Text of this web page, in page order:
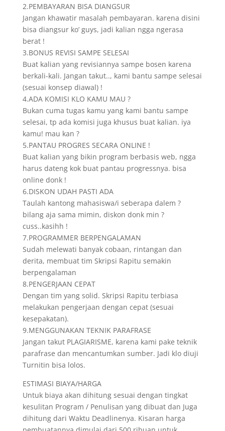
2.PEMBAYARAN BISA DIANGSUR
Jangan khawatir masalah pembayaran. karena disini
bisa diangsur ko’ guys, jadi kalian ngga ngerasa
berat !
3.BONUS REVISI SAMPE SELESAI
Buat kalian yang revisiannya sampe bosen karena
berkali-kali. Jangan takut.., kami bantu sampe selesai
(sesuai konsep diawal) !
4.ADA KOMISI KLO KAMU MAU ?
Bukan cuma tugas kamu yang kami bantu sampe
selesai, tp ada komisi juga khusus buat kalian. iya
kamu! mau kan ?
5.PANTAU PROGRES SECARA ONLINE !
Buat kalian yang bikin program berbasis web, ngga
harus dateng kok buat pantau progressnya. bisa
online donk !
6.DISKON UDAH PASTI ADA
Taulah kantong mahasiswa/i seberapa dalem ?
bilang aja sama mimin, diskon donk min ?
cuss..kasihh !
7.PROGRAMMER BERPENGALAMAN
Sudah melewati banyak cobaan, rintangan dan
derita, membuat tim Skripsi Rapitu semakin
berpengalaman
8.PENGERJAAN CEPAT
Dengan tim yang solid. Skripsi Rapitu terbiasa
melakukan pengerjaan dengan cepat (sesuai
kesepakatan).
9.MENGGUNAKAN TEKNIK PARAFRASE
Jangan takut PLAGIARISME, karena kami pake teknik
parafrase dan mencantumkan sumber. Jadi klo diuji
Turnitin bisa lolos.
ESTIMASI BIAYA/HARGA
Untuk biaya akan dihitung sesuai dengan tingkat
kesulitan Program / Penulisan yang dibuat dan Juga
dihitung dari Waktu Deadlinenya. Kisaran harga